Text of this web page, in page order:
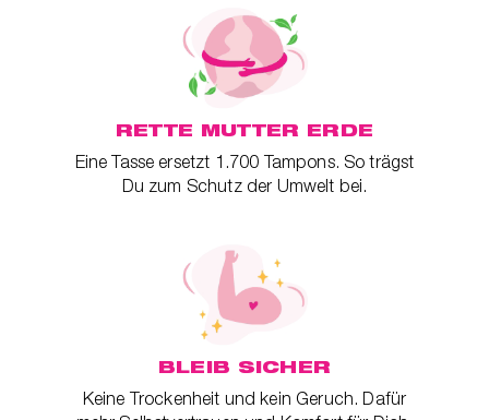
RETTE MUTTER ERDE
Eine Tasse ersetzt 1.700 Tampons. So trägst
Du zum Schutz der Umwelt bei.
BLEIB SICHER
Keine Trockenheit und kein Geruch. Dafür